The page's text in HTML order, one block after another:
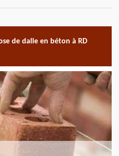
de dalle en béton à RD